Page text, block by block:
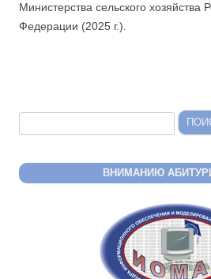
Министерства сельского хозяйства
Федерации (2025 г.).
ВНИМАНИЮ